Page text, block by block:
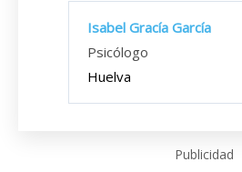
Isabel Gracía García
Psicólogo
Huelva
Publicidad